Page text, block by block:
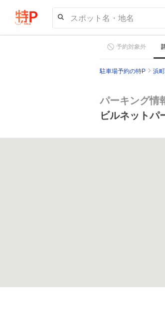
スポット名・地名
予約対象外
駐車場予約の特P 浜
パーキング情
ビルネットパ